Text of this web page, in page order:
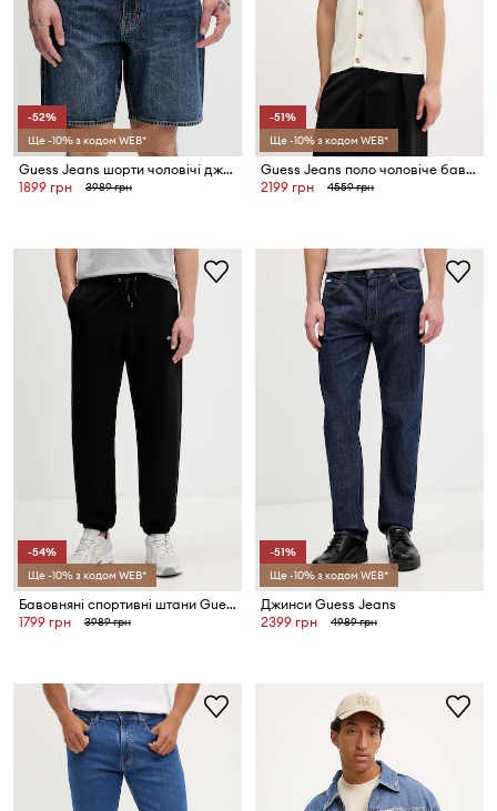
-52%
Ще -10% з кодом WEB*
Guess Jeans шорти чоловічі джинсові
1899 грн
3989 грн
-51%
Ще -10% з кодом WEB*
Guess Jeans поло чоловіче бавовняне
2199 грн
4559 грн
-54%
Ще -10% з кодом WEB*
Бавовняні спортивні штани Guess Jeans
1799 грн
3989 грн
-51%
Ще -10% з кодом WEB*
Джинси Guess Jeans
2399 грн
4989 грн